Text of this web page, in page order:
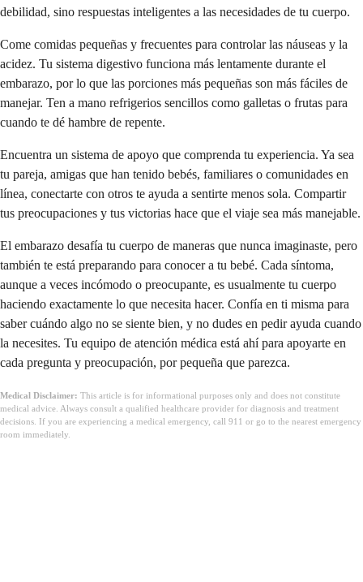
debilidad, sino respuestas inteligentes a las necesidades de tu cuerpo.
Come comidas pequeñas y frecuentes para controlar las náuseas y la
acidez. Tu sistema digestivo funciona más lentamente durante el
embarazo, por lo que las porciones más pequeñas son más fáciles de
manejar. Ten a mano refrigerios sencillos como galletas o frutas para
cuando te dé hambre de repente.
Encuentra un sistema de apoyo que comprenda tu experiencia. Ya sea
tu pareja, amigas que han tenido bebés, familiares o comunidades en
línea, conectarte con otros te ayuda a sentirte menos sola. Compartir
tus preocupaciones y tus victorias hace que el viaje sea más manejable.
El embarazo desafía tu cuerpo de maneras que nunca imaginaste, pero
también te está preparando para conocer a tu bebé. Cada síntoma,
aunque a veces incómodo o preocupante, es usualmente tu cuerpo
haciendo exactamente lo que necesita hacer. Confía en ti misma para
saber cuándo algo no se siente bien, y no dudes en pedir ayuda cuando
la necesites. Tu equipo de atención médica está ahí para apoyarte en
cada pregunta y preocupación, por pequeña que parezca.
Medical Disclaimer: This article is for informational purposes only and does not constitute
medical advice. Always consult a qualified healthcare provider for diagnosis and treatment
decisions. If you are experiencing a medical emergency, call 911 or go to the nearest emergency
room immediately.